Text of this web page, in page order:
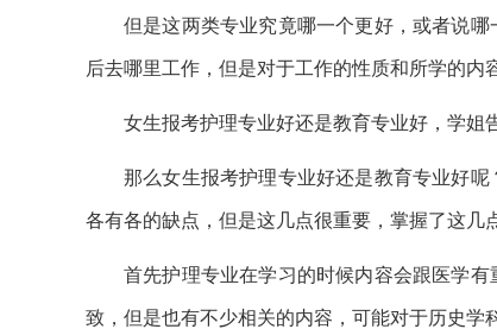
但是这两类专业究竟哪一个更好，或者说
后去哪里工作，但是对于工作的性质和所学的内
女生报考护理专业好还是教育专业好，学姐
那么女生报考护理专业好还是教育专业好
各有各的缺点，但是这几点很重要，掌握了这几
首先护理专业在学习的时候内容会跟医学
致，但是也有不少相关的内容，可能对于历史学